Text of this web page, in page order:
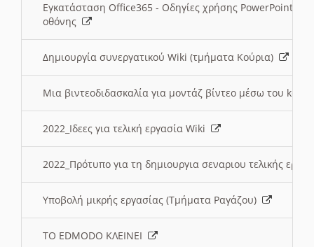
Εγκατάσταση Office365 - Οδηγίες χρήσης PowerPoint
οθόνης
Δημιουργία συνεργατικού Wiki (τμήματα Κούρια)
Μια βιντεοδιδασκαλία για μοντάζ βίντεο μέσω του
2022_Ιδεες για τελική εργασία Wiki
2022_Πρότυπο για τη δημιουργια σεναριου τελικής
Υποβολή μικρής εργασίας (Τμήματα Ραγάζου)
ΤΟ EDMODO ΚΛΕΙΝΕΙ